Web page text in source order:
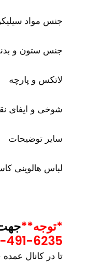
جنس مواد
جنس ستون و
لاتکس و پارچه
شوخی و ایفای
سایر توضیحات
لباس هالوینی
*توجه**
491-6235
تا در کانال